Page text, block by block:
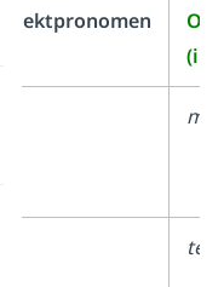
Objektpronomen
te/